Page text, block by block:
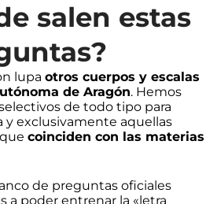
salen estas
lupa otros cuerpos y escalas
de Aragón. Hemos
de todo tipo para
y exclusivamente aquellas
coinciden con las materias
de preguntas oficiales
a poder entrenar la «letra